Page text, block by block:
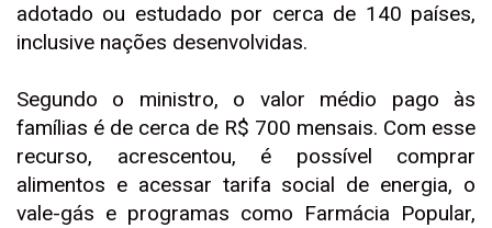
adotado ou estudado por cerca de 140 países,
inclusive nações desenvolvidas.
Segundo o ministro, o valor médio pago às
famílias é de cerca de R$ 700 mensais. Com esse
recurso, acrescentou, é possível comprar
alimentos e acessar tarifa social de energia, o
vale-gás e programas como Farmácia Popular,